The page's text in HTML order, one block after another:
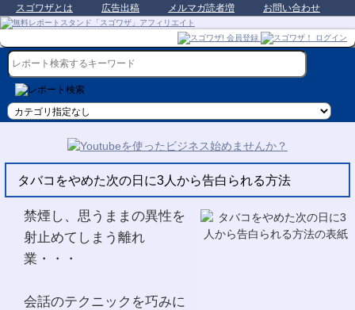
スゴワザとは 広告出稿 メルマガ読者増 お問い合わせ
タバコをやめた次の日に3人から告白られる方法
禁煙し、思うままの異性を
射止めてしまう離れ
業・・・
会話のテクニックを巧みに